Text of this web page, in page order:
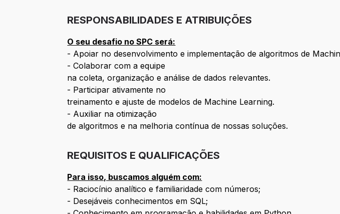
RESPONSABILIDADES E ATRIBUIÇÕES
O seu desafio no SPC será:
- Apoiar no desenvolvimento e implementação de algoritmos de
- Colaborar com a equipe
na coleta, organização e análise de dados relevantes.
- Participar ativamente no
treinamento e ajuste de modelos de Machine Learning.
- Auxiliar na otimização
de algoritmos e na melhoria contínua de nossas soluções.
REQUISITOS E QUALIFICAÇÕES
Para isso, buscamos alguém com:
- Raciocínio analítico e familiaridade com números;
- Desejáveis conhecimentos em SQL;